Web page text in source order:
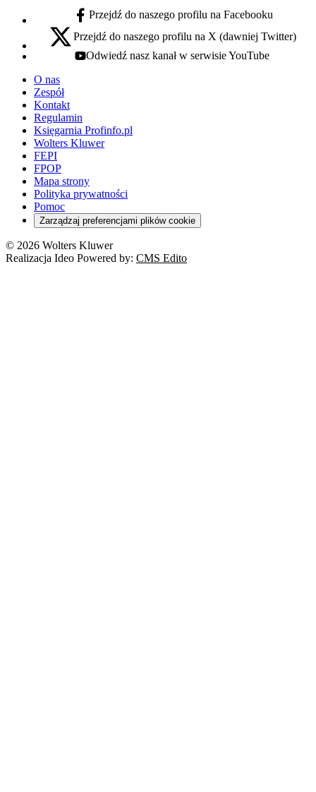
facebook - otwiera się w nowej karcie
Przejdź do naszego profilu na Facebooku
x - otwiera się w nowej karcie
Przejdź do naszego profilu na X (dawniej Twitter)
youtube - otwiera się w nowej karcie
Odwiedź nasz kanał w serwisie YouTube
O nas
Zespół
Kontakt
Regulamin
Księgarnia Profinfo.pl
Wolters Kluwer
FEPI
FPOP
Mapa strony
Polityka prywatności
Pomoc
Zarządzaj preferencjami plików cookie
© 2026 Wolters Kluwer
Realizacja Ideo Powered by: CMS Edito